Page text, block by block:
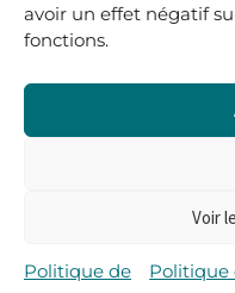
avoir un effet négatif
fonctions.
Voir
Politique de
Politique
Tous droits